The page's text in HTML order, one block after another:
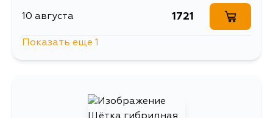
10 августа 1721
Показать еще 1